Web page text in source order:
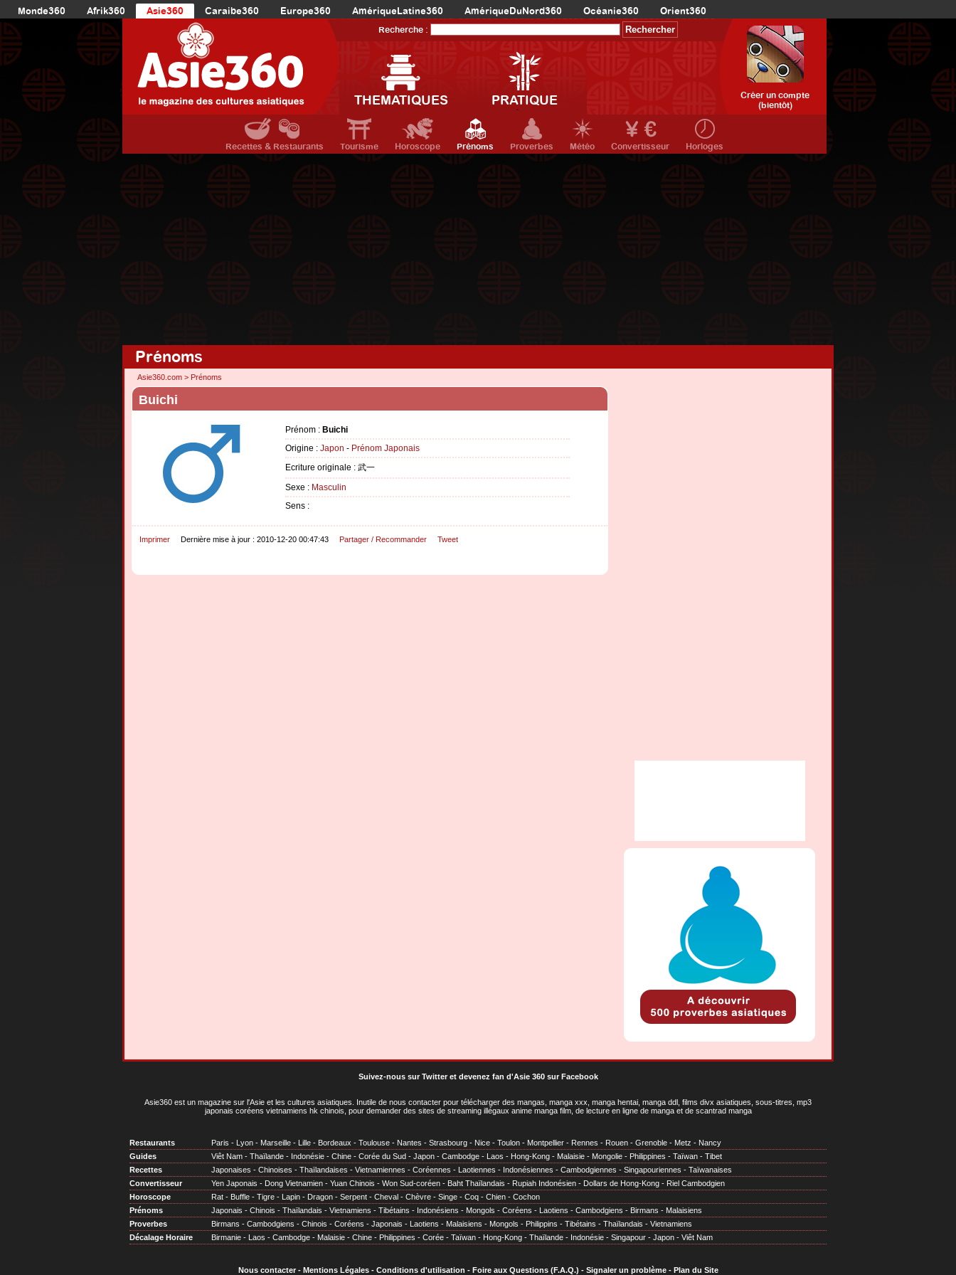
Monde360 Afrik360 Asie360 Caraibe360 Europe360 AmériqueLatine360 AmériqueDuNord360 Océanie360 Orient360
Recherche :
THEMATIQUES PRATIQUE
Créer un compte
(bientôt)
Recettes & Restaurants Tourisme Horoscope Prénoms Proverbes Météo Convertisseur Horloges
Prénoms
Asie360.com > Prénoms
Buichi
Prénom : Buichi
Origine : Japon - Prénom Japonais
Ecriture originale : 武一
Sexe : Masculin
Sens :
Imprimer Dernière mise à jour : 2010-12-20 00:47:43 Partager / Recommander Tweet
Suivez-nous sur Twitteret devenez fan d'Asie 360 sur Facebook
Asie360 est un magazine sur l'Asie et les cultures asiatiques . Inutile de nous contacter pour télécharger des mangas, manga xxx, manga hentai, manga ddl, films divx asiatiques, sous-titres, mp3
japonais coréens vietnamiens hk chinois, pour demander des sites de streaming illégaux anime manga film, de lecture en ligne de manga et de scantrad manga
Restaurants Paris - Lyon - Marseille - Lille - Bordeaux - Toulouse - Nantes - Strasbourg - Nice - Toulon - Montpellier - Rennes - Rouen - Grenoble - Metz - Nancy
Guides
Viêt Nam - Thaïlande - Indonésie - Chine - Corée du Sud - Japon - Cambodge - Laos - Hong-Kong - Malaisie - Mongolie - Philippines - Taïwan - Tibet
Recettes
Japonaises - Chinoises - Thaïlandaises - Vietnamiennes - Coréennes - Laotiennes - Indonésiennes - Cambodgiennes - Singapouriennes - Taïwanaises
Convertisseur
Yen Japonais - Dong Vietnamien - Yuan Chinois - Won Sud-coréen - Baht Thaïlandais - Rupiah Indonésien - Dollars de Hong-Kong - Riel Cambodgien
Horoscope
Rat - Buffle - Tigre - Lapin - Dragon - Serpent - Cheval - Chèvre - Singe - Coq - Chien - Cochon
Prénoms
Japonais - Chinois - Thaïlandais - Vietnamiens - Tibétains - Indonésiens - Mongols - Coréens - Laotiens - Cambodgiens - Birmans - Malaisiens
Proverbes
Birmans - Cambodgiens - Chinois - Coréens - Japonais - Laotiens - Malaisiens - Mongols - Philippins - Tibétains - Thaïlandais - Vietnamiens
Décalage Horaire
Birmanie - Laos - Cambodge - Malaisie - Chine - Philippines - Corée - Taïwan - Hong-Kong - Thaïlande - Indonésie - Singapour - Japon - Viêt Nam
Nous contacter- Mentions Légales- Conditions d'utilisation - Foire aux Questions (F.A.Q.) - Signaler un problème- Plan du Site